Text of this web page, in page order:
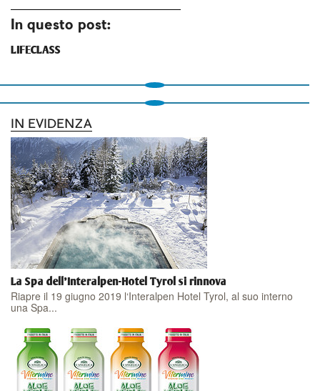
In questo post:
LIFECLASS
IN EVIDENZA
La Spa dell'Interalpen-Hotel Tyrol si rinnova
Riapre il 19 giugno 2019 l‘Interalpen Hotel Tyrol, al suo interno
una Spa...